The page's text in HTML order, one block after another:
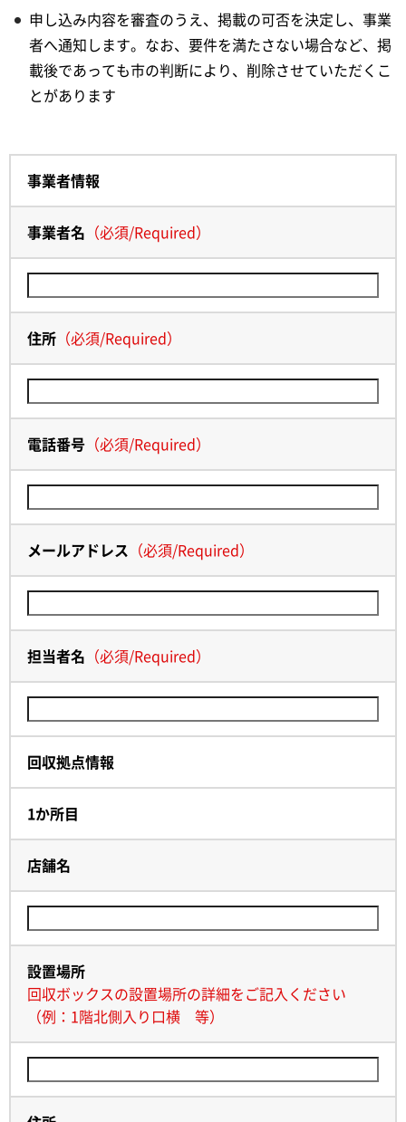
申し込み内容を審査のうえ、掲載の可否を決定し、事業
者へ通知します。なお、要件を満たさない場合など、掲
載後であっても市の判断により、削除させていただくこ
とがあります
事業者情報
事業者名 （必須/Required）
住所 （必須/Required）
電話番号 （必須/Required）
メールアドレス （必須/Required）
担当者名 （必須/Required）
回収拠点情報
1か所目
店舗名
設置場所
回収ボックスの設置場所の詳細をご記入ください
（例：1階北側入り口横 等）